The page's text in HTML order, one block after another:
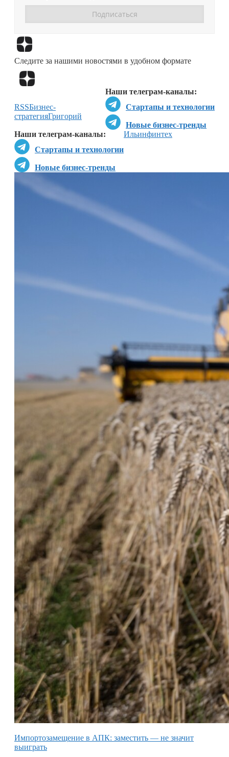
Следите за нашими новостями в удобном формате
Наши телеграм-каналы:
Стартапы и технологии
Новые бизнес-тренды
Наши телеграм-каналы:
Стартапы и технологии
Новые бизнес-тренды
RSSБизнес-
стратегияГригорий
Ильинфинтех
Импортозамещение в АПК: заместить — не значит
выиграть